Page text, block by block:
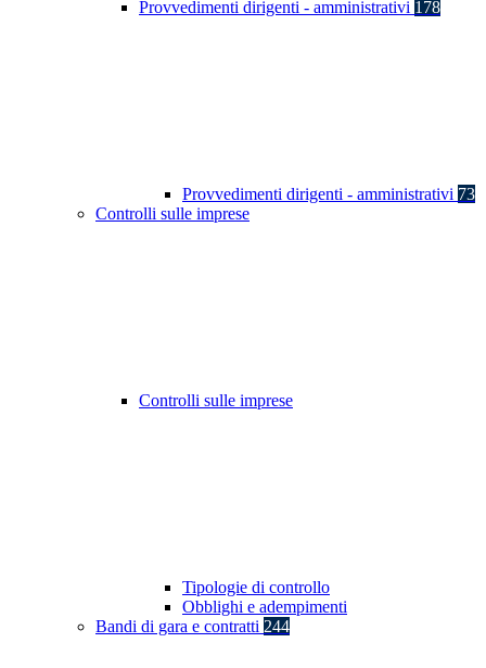
Provvedimenti dirigenti - amministrativi 178
Provvedimenti dirigenti - amministrativi 73
Controlli sulle imprese
Controlli sulle imprese
Tipologie di controllo
Obblighi e adempimenti
Bandi di gara e contratti 244